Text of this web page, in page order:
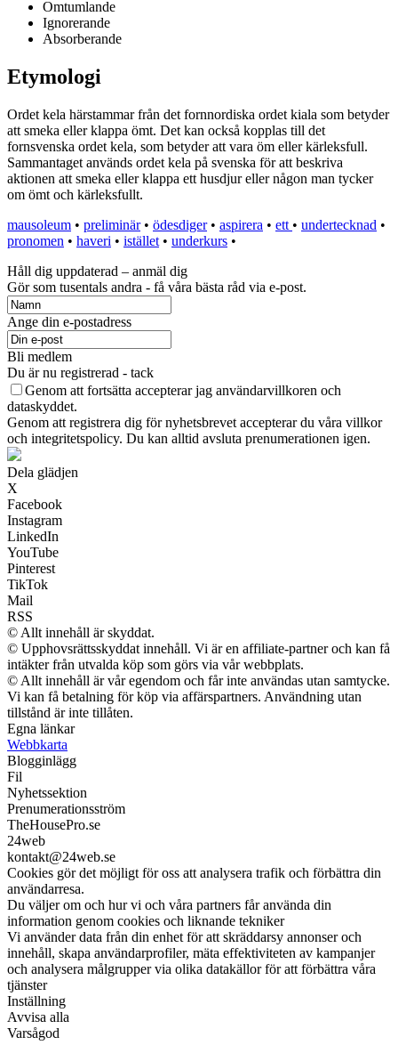
Omtumlande
Ignorerande
Absorberande
Etymologi
Ordet kela härstammar från det fornnordiska ordet kiala som betyder
att smeka eller klappa ömt. Det kan också kopplas till det
fornsvenska ordet kela, som betyder att vara öm eller kärleksfull.
Sammantaget används ordet kela på svenska för att beskriva
aktionen att smeka eller klappa ett husdjur eller någon man tycker
om ömt och kärleksfullt.
mausoleum • preliminär• ödesdiger• aspirera • ett • undertecknad •
pronomen • haveri • istället • underkurs •
Håll dig uppdaterad – anmäl dig
Gör som tusentals andra - få våra bästa råd via e-post.
Ange din e-postadress
Bli medlem
Du är nu registrerad - tack
Genom att fortsätta accepterar jag användarvillkoren och
dataskyddet.
Genom att registrera dig för nyhetsbrevet accepterar du våra villkor
och integritetspolicy. Du kan alltid avsluta prenumerationen igen.
Dela glädjen
X
Facebook
Instagram
LinkedIn
YouTube
Pinterest
TikTok
Mail
RSS
© Allt innehåll är skyddat.
© Upphovsrättsskyddat innehåll. Vi är en affiliate-partner och kan få
intäkter från utvalda köp som görs via vår webbplats.
© Allt innehåll är vår egendom och får inte användas utan samtycke.
Vi kan få betalning för köp via affärspartners. Användning utan
tillstånd är inte tillåten.
Egna länkar
Webbkarta
Blogginlägg
Fil
Nyhetssektion
Prenumerationsström
TheHousePro.se
24web
kontakt@24web.se
Cookies gör det möjligt för oss att analysera trafik och förbättra din
användarresa.
Du väljer om och hur vi och våra partners får använda din
information genom cookies och liknande tekniker
Vi använder data från din enhet för att skräddarsy annonser och
innehåll, skapa användarprofiler, mäta effektiviteten av kampanjer
och analysera målgrupper via olika datakällor för att förbättra våra
tjänster
Inställning
Avvisa alla
Varsågod